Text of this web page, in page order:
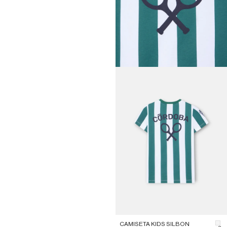
CAMISETA KIDS SILBON